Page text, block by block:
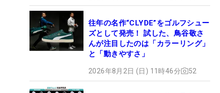
往年の名作“CLYDE”をゴルフシュー
ズとして発売！ 試した、鳥谷敬さ
んが注目したのは「カラーリング」
と「動きやすさ」
2026年8月2日 (日) 11時46分 52